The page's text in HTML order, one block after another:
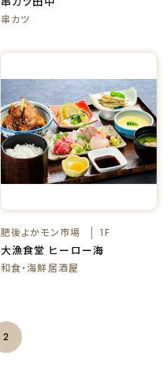
串カツ
肥後よかモン市場 1F
大漁食堂 ヒーロー海
和食・海鮮居酒屋
2